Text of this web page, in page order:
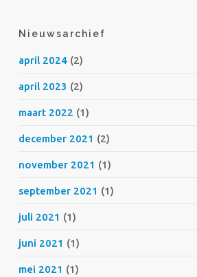
Nieuwsarchief
april 2024(2)
april 2023 (2)
maart 2022 (1)
december 2021 (2)
november 2021 (1)
september 2021 (1)
juli 2021 (1)
juni 2021 (1)
mei 2021 (1)